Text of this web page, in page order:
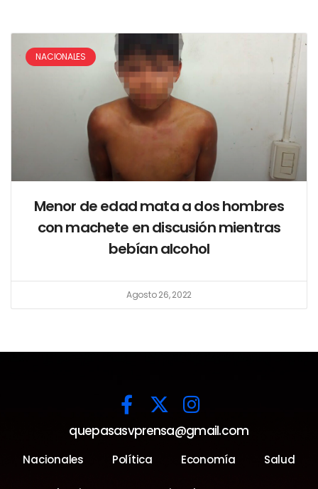
NACIONALES
Menor de edad mata a dos hombres
con machete en discusión mientras
bebían alcohol
Agosto 26, 2022
quepasasvprensa@gmail.com
Nacionales Política Economía Salud